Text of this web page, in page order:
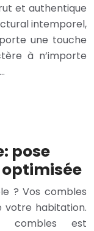
et authentique
intemporel,
une touche
à n’importe
pose
? Vos combles
votre habitation.
combles est